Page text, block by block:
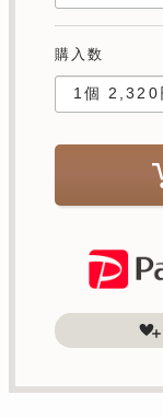
購入数